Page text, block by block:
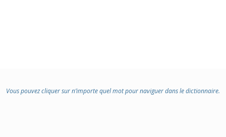
Vous pouvez cliquer sur n’importe quel mot pour naviguer dans le dictionnaire.